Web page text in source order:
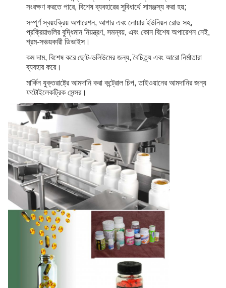
সংরক্ষণ করতে পারে, বিশেষ ব্যবহারের সুবিধার্থে সামঞ্জস্য করা হয়;
সম্পূর্ণ স্বয়ংক্রিয় অপারেশন, আপার এবং লোয়ার ইউনিয়ন রোড সহ,
প্রক্রিয়াগুলির বুদ্ধিমান নিয়ন্ত্রণ, সমন্বয়, এবং কোন বিশেষ অপারেশন নেই,
শ্রম-সঞ্চয়কারী ডিভাইস।
কম দাম, বিশেষ করে ছোট-ভলিউমের জন্য, বৈচিত্র্য এবং আরো নির্মাতারা
ব্যবহার করে।
মার্কিন যুক্তরাষ্ট্রে আমদানি করা কন্ট্রোল চিপ, তাইওয়ানের আমদানির জন্য
ফটোইলেকট্রিক সেন্সর।